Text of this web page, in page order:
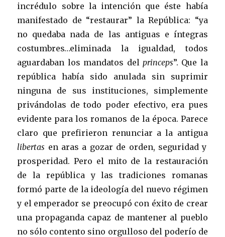
incrédulo sobre la intención que éste había
manifestado de “restaurar” la República: “ya
no quedaba nada de las antiguas e íntegras
costumbres…eliminada la igualdad, todos
aguardaban los mandatos del princeps”. Que la
república había sido anulada sin suprimir
ninguna de sus instituciones, simplemente
privándolas de todo poder efectivo, era pues
evidente para los romanos de la época. Parece
claro que prefirieron renunciar a la antigua
libertas en aras a gozar de orden, seguridad y
prosperidad. Pero el mito de la restauración
de la república y las tradiciones romanas
formó parte de la ideología del nuevo régimen
y el emperador se preocupó con éxito de crear
una propaganda capaz de mantener al pueblo
no sólo contento sino orgulloso del poderío de